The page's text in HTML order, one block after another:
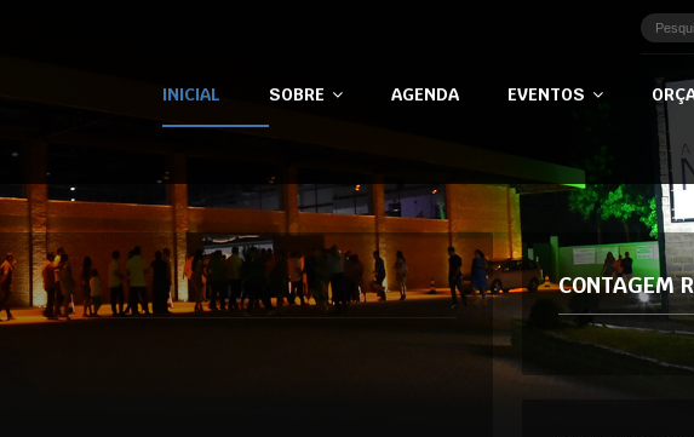
INICIAL SOBRE AGENDA EVENTOS
CONTAGEM